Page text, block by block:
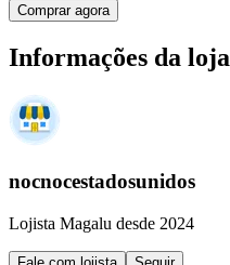
Comprar agora
Informações da loja
nocnocestadosunidos
Lojista Magalu desde 2024